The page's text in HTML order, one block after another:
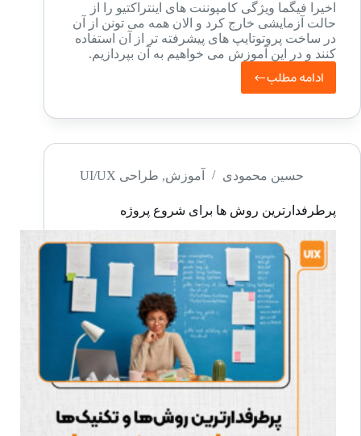
اخیرا فیگما ویژگی کامپوننت های اینتراکتیو را از
حالت آزمایشی خارج کرد و الان همه می تونن از آن
در ساخت پروتوتایپ های پیشرفته تر از آن استفاده
کنند و در این آموزش می خواهیم به آن بپردازیم.
ادامه مطلب
آموزش
کامپوننت
اینتراکتیو
در
Figma
حسین محمودی آموزش, طراحی UI/UX
پرطرفدارترین روش ها برای شروع پروژه